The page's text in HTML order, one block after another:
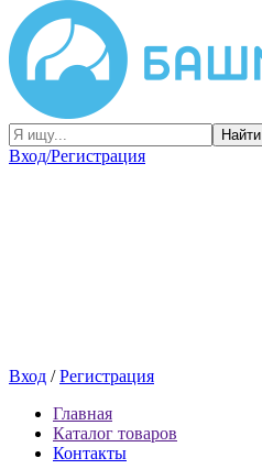
Найти
Вход/Регистрация
Вход /Регистрация
Главная
Каталог товаров
Контакты